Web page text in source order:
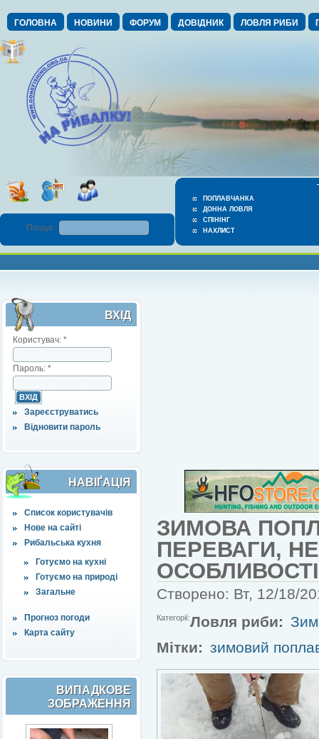
ГОЛОВНА НОВИНИ ФОРУМ ДОВІДНИК ЛОВЛЯ РИБИ
ПОПЛАВЧАНКА
ДОННА ЛОВЛЯ
СПІНІНГ
НАХЛИСТ
Пошук :
ВХІД
Користувач: *
Пароль: *
Зареєструватись
Відновити пароль
НАВІҐАЦІЯ
Список користувачів
Нове на сайті
Рибальська кухня
Готуємо на кухні
Готуємо на природі
Загальне
Прогноз погоди
Карта сайту
ВИПАДКОВЕ
ЗОБРАЖЕННЯ
ЗИМОВА
ПЕРЕВАГИ,
ОСОБЛИВОСТІ
Створено: Вт, 12/18/
Категорії:Ловля риби:
Мітки: зимовий